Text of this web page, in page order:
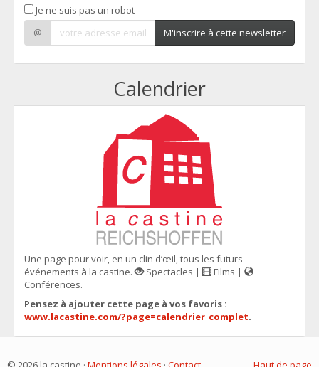
Je ne suis pas un robot
@
M'inscrire à cette newsletter
Calendrier
Une page pour voir, en un clin d’œil, tous les futurs
événements à la castine.
Spectacles |
Films |
Conférences.
Pensez à ajouter cette page à vos favoris :
www.lacastine.com/?page=calendrier_complet.